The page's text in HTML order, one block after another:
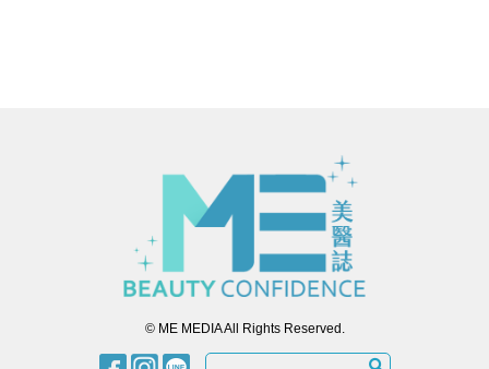
© ME MEDIA All Rights Reserved.